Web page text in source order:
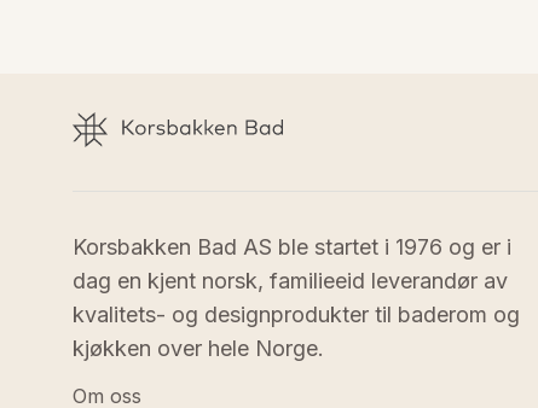
Korsbakken Bad AS ble startet i 1976 og er i
dag en kjent norsk, familieeid leverandør av
kvalitets- og designprodukter til baderom og
kjøkken over hele Norge.
Om oss